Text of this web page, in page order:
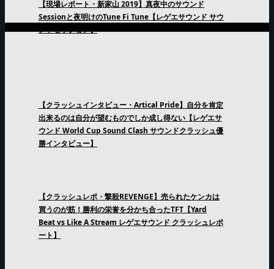
【現場レポート・新家山 2019】真夜中のサウンド
Sessionと夜明けのTune Fi Tune【レゲエサウンド サウ
ンドセッション】
【クラッシュインタビュー・Artical Pride】自分を肯定
出来るのは自分が望むものでしか成し得ない【レゲエサ
ウンド World Cup Sound Clash サウンドクラッシュ優
勝インタビュー】
【クラッシュレポ・撃殺REVENGE】売られたケンカは
買うのが筋！勝利の栄誉を分かち合ったTFT【Yard
Beat vs Like A Stream レゲエサウンド クラッシュレポ
ート】